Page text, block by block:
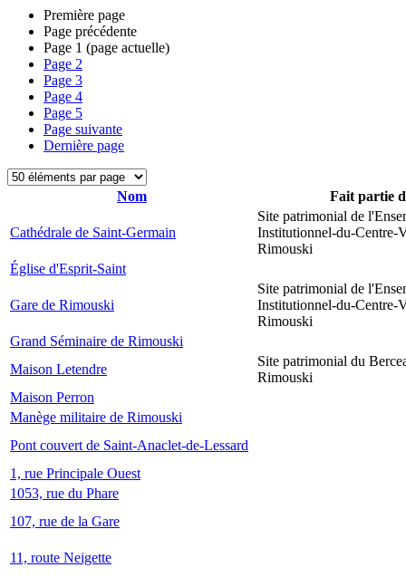
Première page
Page précédente
Page 1 (page actuelle)
Page 2
Page 3
Page 4
Page 5
Page suivante
Dernière page
Nom Fait partie
Cathédrale de Saint-Germain
Site patrimonial de
Institutionnel-du-Centre-
Rimouski
Église d'Esprit-Saint
Gare de Rimouski
Site patrimonial de
Institutionnel-du-Centre-
Rimouski
Grand Séminaire de Rimouski
Maison Letendre
Site patrimonial du
Rimouski
Maison Perron
Manège militaire de Rimouski
Pont couvert de Saint-Anaclet-de-Lessard
1, rue Principale Ouest
1053, rue du Phare
107, rue de la Gare
11, route Neigette